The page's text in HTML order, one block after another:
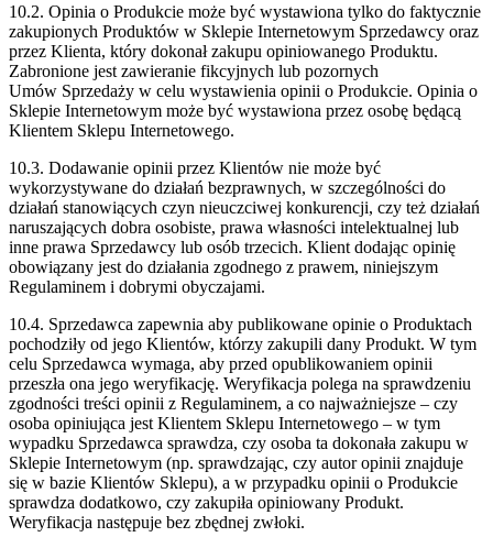
10.2. Opinia o Produkcie może być wystawiona tylko do faktycznie
zakupionych Produktów w Sklepie Internetowym Sprzedawcy oraz
przez Klienta, który dokonał zakupu opiniowanego Produktu.
Zabronione jest zawieranie fikcyjnych lub pozornych
Umów Sprzedaży w celu wystawienia opinii o Produkcie. Opinia o
Sklepie Internetowym może być wystawiona przez osobę będącą
Klientem Sklepu Internetowego.
10.3. Dodawanie opinii przez Klientów nie może być
wykorzystywane do działań bezprawnych, w szczególności do
działań stanowiących czyn nieuczciwej konkurencji, czy też działań
naruszających dobra osobiste, prawa własności intelektualnej lub
inne prawa Sprzedawcy lub osób trzecich. Klient dodając opinię
obowiązany jest do działania zgodnego z prawem, niniejszym
Regulaminem i dobrymi obyczajami.
10.4. Sprzedawca zapewnia aby publikowane opinie o Produktach
pochodziły od jego Klientów, którzy zakupili dany Produkt. W tym
celu Sprzedawca wymaga, aby przed opublikowaniem opinii
przeszła ona jego weryfikację. Weryfikacja polega na sprawdzeniu
zgodności treści opinii z Regulaminem, a co najważniejsze – czy
osoba opiniująca jest Klientem Sklepu Internetowego – w tym
wypadku Sprzedawca sprawdza, czy osoba ta dokonała zakupu w
Sklepie Internetowym (np. sprawdzając, czy autor opinii znajduje
się w bazie Klientów Sklepu), a w przypadku opinii o Produkcie
sprawdza dodatkowo, czy zakupiła opiniowany Produkt.
Weryfikacja następuje bez zbędnej zwłoki.